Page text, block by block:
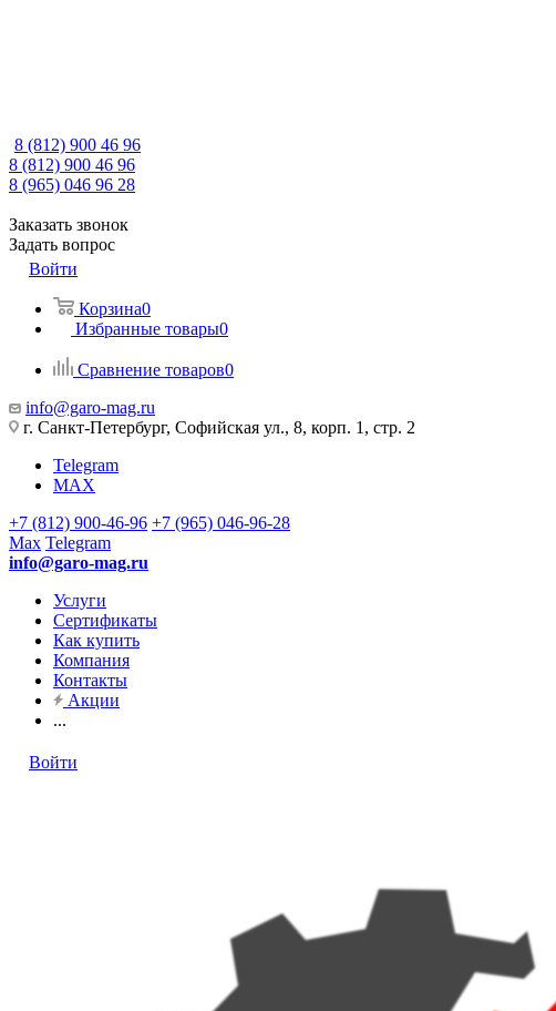
8 (812) 900 46 96
8 (812) 900 46 96
8 (965) 046 96 28
Заказать звонок
Задать вопрос
Войти
Корзина0
Избранные товары0
Сравнение товаров0
info@garo-mag.ru
г. Санкт-Петербург, Софийская ул., 8, корп. 1, стр. 2
Telegram
MAX
+7 (812) 900-46-96 +7 (965) 046-96-28
Max Telegram
info@garo-mag.ru
Услуги
Сертификаты
Как купить
Компания
Контакты
Акции
...
Войти